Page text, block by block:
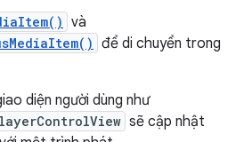
và
để di chuyển trong
diện người dùng như
sẽ cập nhật